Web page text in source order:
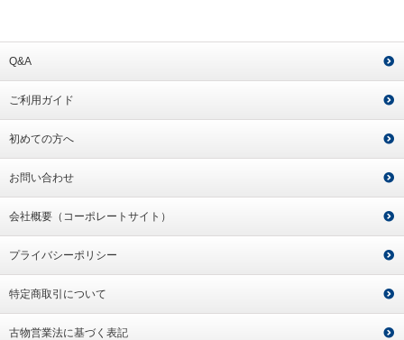
Q&A
ご利用ガイド
初めての方へ
お問い合わせ
会社概要（コーポレートサイト）
プライバシーポリシー
特定商取引について
古物営業法に基づく表記